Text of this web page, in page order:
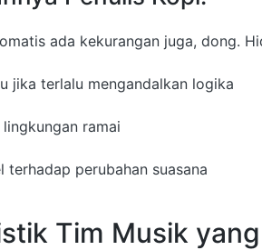
ada kekurangan juga, dong.
jika terlalu mengandalkan logika
ramai
terhadap perubahan suasana
Tim Musik